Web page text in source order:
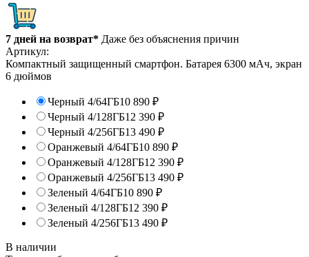
7 дней на возврат* Даже без объяснения причин
Артикул:
Компактный защищенный смартфон. Батарея 6300 мАч, экран
6 дюймов
Черный 4/64ГБ10 890 ₽
Черный 4/128ГБ12 390 ₽
Черный 4/256ГБ13 490 ₽
Оранжевый 4/64ГБ10 890 ₽
Оранжевый 4/128ГБ12 390 ₽
Оранжевый 4/256ГБ13 490 ₽
Зеленый 4/64ГБ10 890 ₽
Зеленый 4/128ГБ12 390 ₽
Зеленый 4/256ГБ13 490 ₽
В наличии